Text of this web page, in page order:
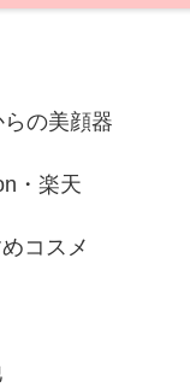
の美顔器
・楽天
コスメ